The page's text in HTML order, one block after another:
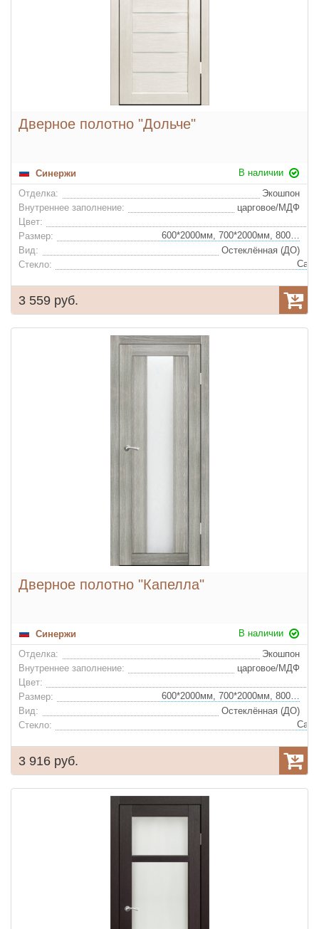
Дверное полотно "Дольче"
Синержи
В наличии
Отделка:
Экошпон
Внутреннее заполнение:
царговое/МДФ
Цвет:
Размер:
600*2000мм, 700*2000мм, 800*2000мм, 900*2000мм
Вид:
Остеклённая (ДО)
Стекло:
3 559 руб.
Дверное полотно "Капелла"
Синержи
В наличии
Отделка:
Экошпон
Внутреннее заполнение:
царговое/МДФ
Цвет:
Размер:
600*2000мм, 700*2000мм, 800*2000мм, 900*2000мм
Вид:
Остеклённая (ДО)
Стекло:
3 916 руб.